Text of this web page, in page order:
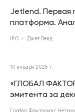
Jetlend. Первая
платформа.
IPO ДжетЛенд
10 января 2025 г.
«ГЛОБАЛ
эмитента за
Глобал Факторинг